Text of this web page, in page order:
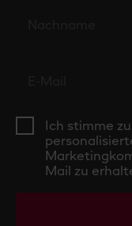
Ich stimme
Mail zu